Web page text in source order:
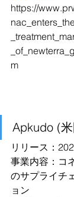
https://
m
Apkudo (
リリース：
事業内容：コ
のサプライチ
ョン